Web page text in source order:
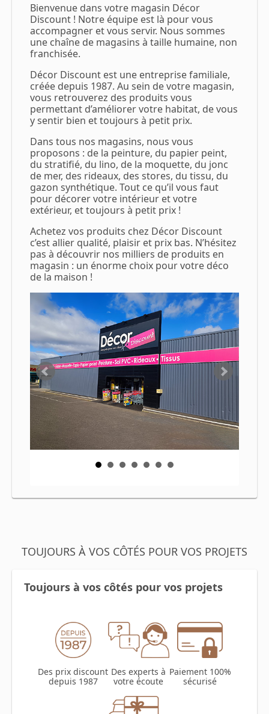
Bienvenue dans votre magasin Décor
Discount ! Notre équipe est là pour vous
accompagner et vous servir. Nous sommes
une chaîne de magasins à taille humaine, non
franchisée.
Décor Discount est une entreprise familiale,
créée depuis 1987. Au sein de votre magasin,
vous retrouverez des produits vous
permettant d’améliorer votre habitat, de vous
y sentir bien et toujours à petit prix.
Dans tous nos magasins, nous vous
proposons : de la peinture, du papier peint,
du stratifié, du lino, de la moquette, du jonc
de mer, des rideaux, des stores, du tissu, du
gazon synthétique. Tout ce qu’il vous faut
pour décorer votre intérieur et votre
extérieur, et toujours à petit prix !
Achetez vos produits chez Décor Discount
c’est allier qualité, plaisir et prix bas. N’hésitez
pas à découvrir nos milliers de produits en
magasin : un énorme choix pour votre déco
de la maison !
TOUJOURS À VOS CÔTÉS POUR VOS PROJETS
Toujours à vos côtés pour vos projets
Des prix discount
depuis 1987
Des experts à
votre écoute
Paiement 100%
sécurisé